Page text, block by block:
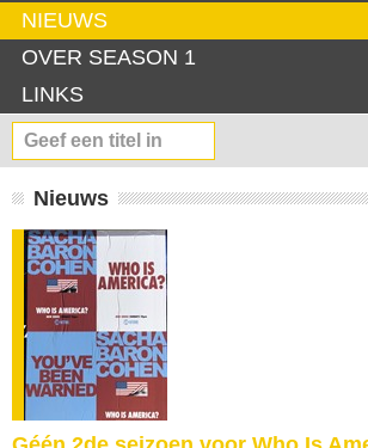
NIEUWS
OVER SEASON 1
LINKS
Nieuws